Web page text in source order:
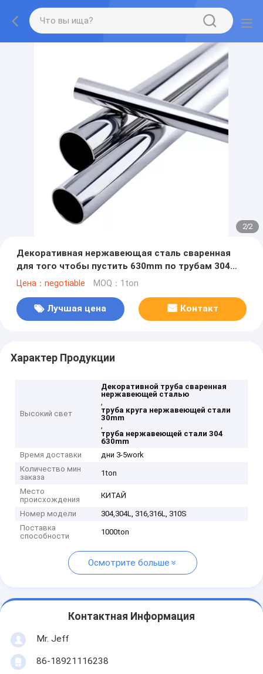
2/2
Декоративная нержавеющая сталь сваренная
для того чтобы пустить 630mm по трубам 304
вокруг 30mm
Цена：negotiable MOQ：1ton
Лучшая цена Контакт
Характер Продукции
Высокий свет
Декоративной труба сваренная
нержавеющей сталью
,
труба круга нержавеющей стали
30mm
,
труба нержавеющей стали 304
630mm
Время доставки
дни 3-5work
Количество мин
заказа
1ton
Место
происхождения
КИТАЙ
Номер модели
304,304L, 316,316L, 310S
Поставка
способности
1000ton
Осмотрите больше
Контактная Информация
Mr. Jeff
86-18921116238